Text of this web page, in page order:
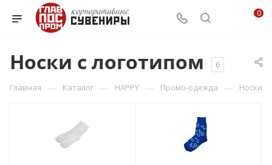
0
Носки с логотипом 6
Главная — Каталог — HAPPY — Промо-одежда — Носки